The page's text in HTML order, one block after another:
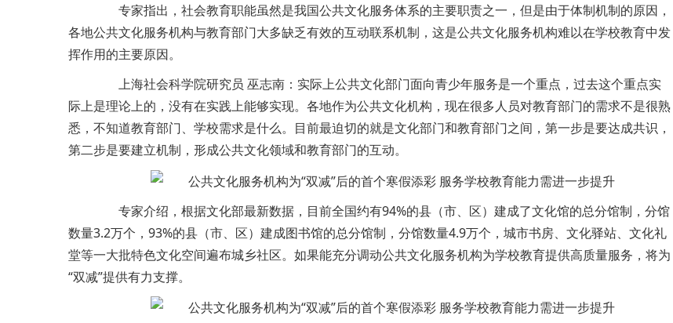
专家指出，社会教育职能虽然是我国公共文化服务体系的主要职责之一，但是由于体制机制的原因，
各地公共文化服务机构与教育部门大多缺乏有效的互动联系机制，这是公共文化服务机构难以在学校教育中发
挥作用的主要原因。
上海社会科学院研究员 巫志南：实际上公共文化部门面向青少年服务是一个重点，过去这个重点实
际上是理论上的，没有在实践上能够实现。各地作为公共文化机构，现在很多人员对教育部门的需求不是很熟
悉，不知道教育部门、学校需求是什么。目前最迫切的就是文化部门和教育部门之间，第一步是要达成共识，
第二步是要建立机制，形成公共文化领域和教育部门的互动。
专家介绍，根据文化部最新数据，目前全国约有94%的县（市、区）建成了文化馆的总分馆制，分馆
数量3.2万个，93%的县（市、区）建成图书馆的总分馆制，分馆数量4.9万个，城市书房、文化驿站、文化礼
堂等一大批特色文化空间遍布城乡社区。如果能充分调动公共文化服务机构为学校教育提供高质量服务，将为
“双减”提供有力支撑。